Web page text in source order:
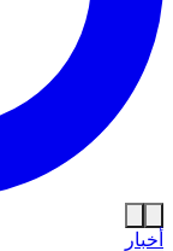
أخبار